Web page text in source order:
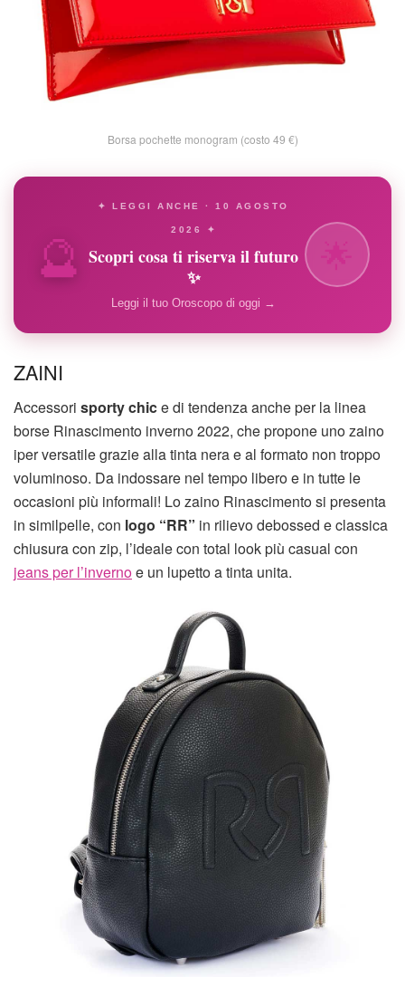
Borsa pochette monogram (costo 49 €)
🔮
✦ LEGGI ANCHE · 10 AGOSTO
2026 ✦
Scopri cosa ti riserva il futuro
✨
Leggi il tuo Oroscopo di oggi →
ZAINI
Accessori sporty chice di tendenza anche per la linea
borse Rinascimento inverno 2022, che propone uno zaino
iper versatile grazie alla tinta nera e al formato non troppo
voluminoso. Da indossare nel tempo libero e in tutte le
occasioni più informali! Lo zaino Rinascimento si presenta
in similpelle, con logo “RR” in rilievo debossed e classica
chiusura con zip, l’ideale con total look più casual con
jeans per l’invernoe un lupetto a tinta unita.